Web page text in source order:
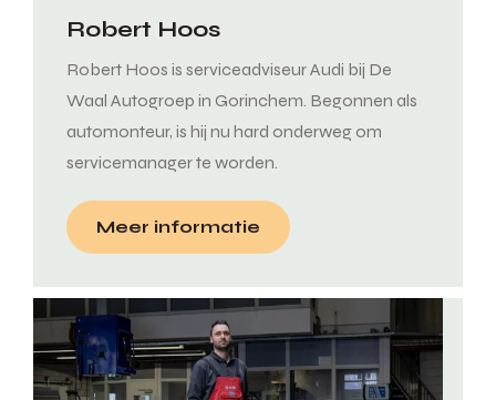
Robert Hoos
Robert Hoos is serviceadviseur Audi bij De
Waal Autogroep in Gorinchem. Begonnen als
automonteur, is hij nu hard onderweg om
servicemanager te worden.
Meer informatie